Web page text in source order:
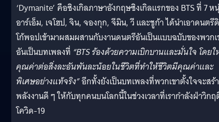
‘Dymanite’ คือซิงเกิลภาษาอังกฤษซิงเกิลแรกของ BTS ที่ 7 ห
อาร์เอ็ม, เจโฮป, จิน, จองกุก, จีมิน, วี และชูก้า ได้นำเอาดนตรี
โก้พอปเข้ามาผสมผสานกับงานดนตรีอันเป็นแบบฉบับของพวกเ
อันเป็นบทเพลงที่ “BTS ร้องด้วยความเบิกบานและมั่นใจ โดย
คุณค่าต่อสิ่งละอันพันละน้อยในชีวิตที่ทำให้ชีวิตมีคุณค่าและ
พิเศษอย่างแท้จริง”อีกทั้งยังเป็นบทเพลงที่พวกเขาตั้งใจจะสร้
พลังงานดี ๆ ให้กับทุกคนบนโลกนี้ในช่วงเวลาที่เรากำลังฝ่าวิก
โควิด-19